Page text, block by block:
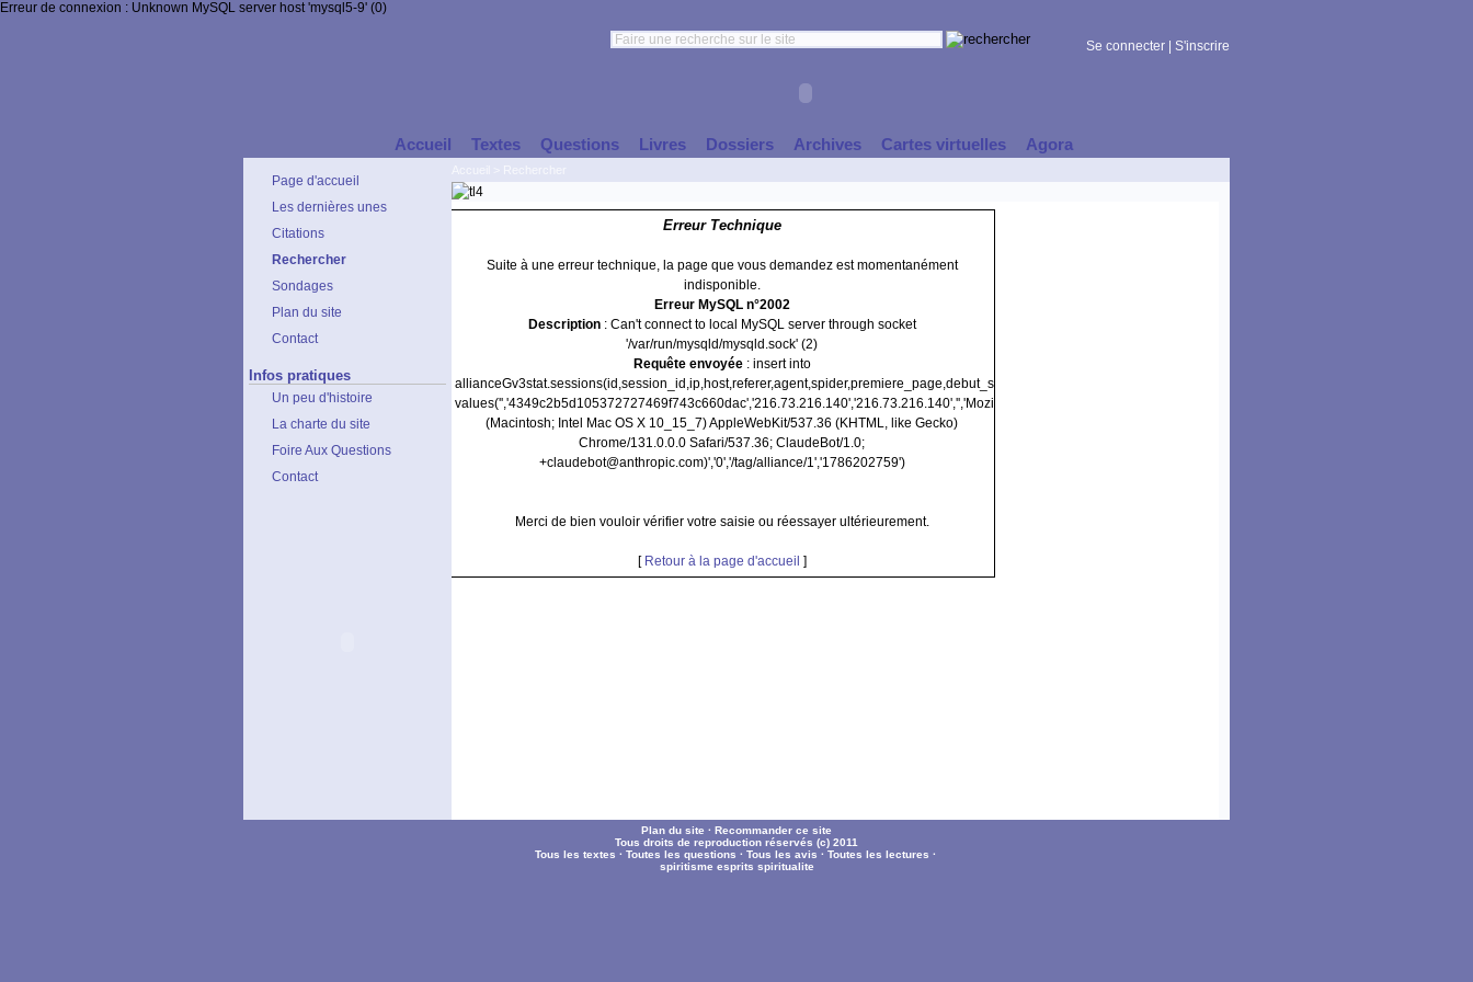
Erreur de connexion : Unknown MySQL server host 'mysql5-9' (0)
Se connecter S'inscrire
Accueil Textes Questions Livres Dossiers Archives Cartes virtuelles Agora
Page d'accueil
Les dernières unes
Citations
Rechercher
Sondages
Plan du site
Contact
Infos pratiques
Un peu d'histoire
La charte du site
Foire Aux Questions
Contact
Erreur Technique
Suite à une erreur technique, la page que vous demandez est momentanément
indisponible.
Erreur MySQL n°2002
Description: Can't connect to local MySQL server through socket
'/var/run/mysqld/mysqld.sock' (2)
Requête envoyée: insert into
allianceGv3stat.sessions(id,session_id,ip,host,referer,agent,spider,premiere_page,debut_session)
values('','4349c2b5d105372727469f743c660dac','216.73.216.140','216.73.216.140','','Mozilla/5.0
(Macintosh; Intel Mac OS X 10_15_7) AppleWebKit/537.36 (KHTML, like Gecko)
Chrome/131.0.0.0 Safari/537.36; ClaudeBot/1.0;
+claudebot@anthropic.com)','0','/tag/alliance/1','1786202759')
Merci de bien vouloir vérifier votre saisie ou réessayer ultérieurement.
[ Retour à la page d'accueil ]
Plan du site · Recommander ce site
Tous droits de reproduction réservés (c) 2011
Tous les textes · Toutes les questions · Tous les avis · Toutes les lectures ·
spiritisme esprits spiritualite